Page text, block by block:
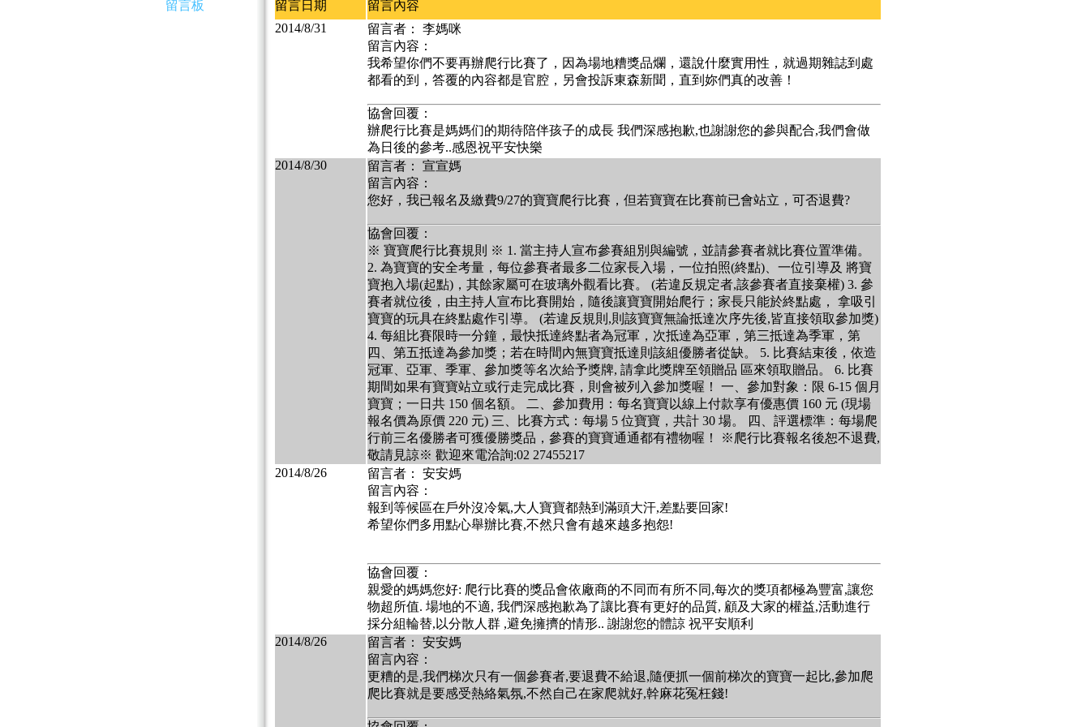
留言板 留言日期
留言內容
2014/8/31
留言者： 李媽咪
留言內容：
我希望你們不要再辦爬行比賽了，因為場地糟獎品爛，還說什麼實用性，就過期雜誌到處
都看的到，答覆的內容都是官腔，另會投訴東森新聞，直到妳們真的改善！
協會回覆：
辦爬行比賽是媽媽们的期待陪伴孩子的成長 我們深感抱歉,也謝謝您的參與配合,我們會做
為日後的參考..感恩祝平安快樂
2014/8/30
留言者： 宣宣媽
留言內容：
您好，我已報名及繳費9/27的寶寶爬行比賽，但若寶寶在比賽前已會站立，可否退費?
協會回覆：
※ 寶寶爬行比賽規則 ※ 1. 當主持人宣布參賽組別與編號，並請參賽者就比賽位置準備。
2. 為寶寶的安全考量，每位參賽者最多二位家長入場，一位拍照(終點)、一位引導及 將寶
寶抱入場(起點)，其餘家屬可在玻璃外觀看比賽。 (若違反規定者,該參賽者直接棄權) 3. 參
賽者就位後，由主持人宣布比賽開始，隨後讓寶寶開始爬行；家長只能於終點處， 拿吸引
寶寶的玩具在終點處作引導。 (若違反規則,則該寶寶無論抵達次序先後,皆直接領取參加獎)
4. 每組比賽限時一分鐘，最快抵達終點者為冠軍，次抵達為亞軍，第三抵達為季軍，第
四、第五抵達為參加獎；若在時間內無寶寶抵達則該組優勝者從缺。 5. 比賽結束後，依造
冠軍、亞軍、季軍、參加獎等名次給予獎牌, 請拿此獎牌至領贈品 區來領取贈品。 6. 比賽
期間如果有寶寶站立或行走完成比賽，則會被列入參加獎喔！ 一、參加對象：限 6-15 個月
寶寶；一日共 150 個名額。 二、參加費用：每名寶寶以線上付款享有優惠價 160 元 (現場
報名價為原價 220 元) 三、比賽方式：每場 5 位寶寶，共計 30 場。 四、評選標準：每場爬
行前三名優勝者可獲優勝獎品，參賽的寶寶通通都有禮物喔！ ※爬行比賽報名後恕不退費,
敬請見諒※ 歡迎來電洽詢:02 27455217
2014/8/26
留言者： 安安媽
留言內容：
報到等候區在戶外沒冷氣,大人寶寶都熱到滿頭大汗,差點要回家!
希望你們多用點心舉辦比賽,不然只會有越來越多抱怨!
協會回覆：
親愛的媽媽您好: 爬行比賽的獎品會依廠商的不同而有所不同,每次的獎項都極為豐富,讓您
物超所值. 場地的不適, 我們深感抱歉為了讓比賽有更好的品質, 顧及大家的權益,活動進行
採分組輪替,以分散人群 ,避免擁擠的情形.. 謝謝您的體諒 祝平安順利
2014/8/26
留言者： 安安媽
留言內容：
更糟的是,我們梯次只有一個參賽者,要退費不給退,隨便抓一個前梯次的寶寶一起比,參加爬
爬比賽就是要感受熱絡氣氛,不然自己在家爬就好,幹麻花冤枉錢!